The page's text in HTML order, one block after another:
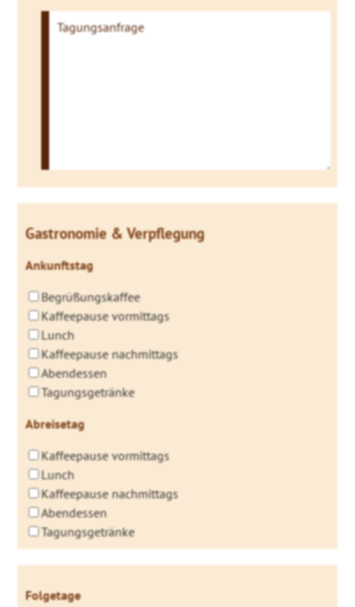
Gastronomie & Verpflegung
Ankunftstag
Begrüßungskaffee
Kaffeepause vormittags
Lunch
Kaffeepause nachmittags
Abendessen
Tagungsgetränke
Abreisetag
Kaffeepause vormittags
Lunch
Kaffeepause nachmittags
Abendessen
Tagungsgetränke
Folgetage